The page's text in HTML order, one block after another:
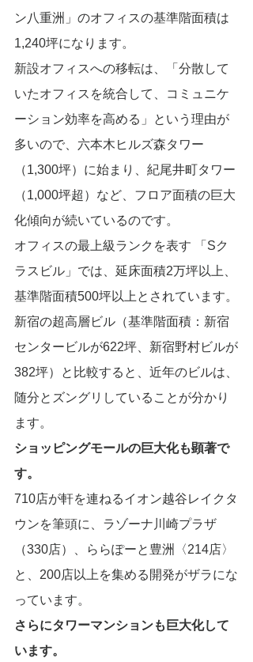
ン八重洲」のオフィスの基準階面積は
1,240坪になります。
新設オフィスへの移転は、「分散して
いたオフィスを統合して、コミュニケ
ーション効率を高める」という理由が
多いので、六本木ヒルズ森タワー
（1,300坪）に始まり、紀尾井町タワー
（1,000坪超）など、フロア面積の巨大
化傾向が続いているのです。
オフィスの最上級ランクを表す 「Sク
ラスビル」では、延床面積2万坪以上、
基準階面積500坪以上とされています。
新宿の超高層ビル（基準階面積：新宿
センタービルが622坪、新宿野村ビルが
382坪）と比較すると、近年のビルは、
随分とズングリしていることが分かり
ます。
ショッピングモールの巨大化も顕著で
す。
710店が軒を連ねるイオン越谷レイクタ
ウンを筆頭に、ラゾーナ川崎プラザ
（330店）、ららぽーと豊洲〈214店〉
と、200店以上を集める開発がザラにな
っています。
さらにタワーマンションも巨大化して
います。